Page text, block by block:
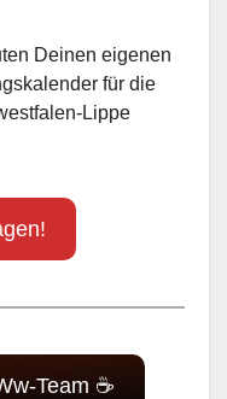
Deinen eigenen
für die
Lippe
Team ☕